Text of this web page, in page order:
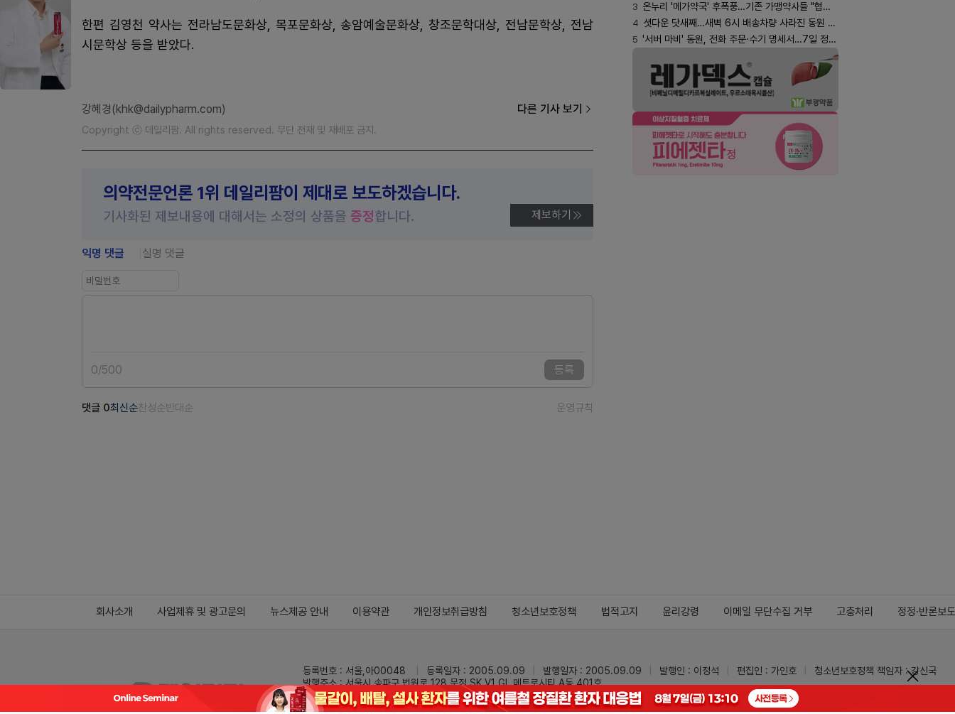
한편 김영천 약사는 전라남도문화상, 목포문화상, 송암예술문화상, 창조문학대상, 전남문학상, 전남
시문학상 등을 받았다.
강혜경(khk@dailypharm.com) 다른 기사 보기
Copyright ⓒ 데일리팜. All rights reserved. 무단 전재 및 재배포 금지.
의약전문언론 1위 데일리팜이 제대로 보도하겠습니다.
기사화된 제보내용에 대해서는 소정의 상품을 증정합니다. 제보하기
익명 댓글 실명 댓글
0/500 등록
댓글 0최신순찬성순반대순 운영규칙
3 온누리 '메가약국' 후폭풍…기존 가맹약사들 "협의체 만들자"
4 셧다운 닷새째…새벽 6시 배송차량 사라진 동원 물류센터
5 '서버 마비' 동원, 전화 주문·수기 명세서…7일 정상화 되나
회사소개 사업제휴 및 광고문의 뉴스제공 안내 이용약관 개인정보취급방침 청소년보호정책 법적고지 윤리강령 이메일 무단수집 거부 고충처리 정정·반론보도
등록번호 : 서울,아00048 등록일자 : 2005.09.09 발행일자 : 2005.09.09 발행인 : 이정석 편집인 : 가인호
청소년보호정책 책임자 : 강신국
발행주소 : 서울시 송파구 법원로 128 문정 SK V1 GL 메트로시티 A동 401호
전화 : 02-3473-0833
팩스 : 02-3434-0169 Mail :dailypharm@dailypharm.com